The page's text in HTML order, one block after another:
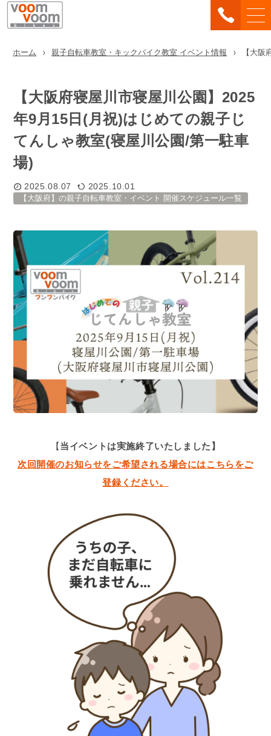
ホーム 親子自転車教室・キックバイク教室 イベント情報 【大
【大阪府寝屋川市寝屋川公園】2025
年9月15日(月祝)はじめての親子じ
てんしゃ教室(寝屋川公園/第一駐車
場)
2025.08.07 2025.10.01
【大阪府】の親子自転車教室・イベント 開催スケジュール一覧
【当イベントは実施終了いたしました】
次回開催のお知らせをご希望される場合にはこちらをご
登録ください。